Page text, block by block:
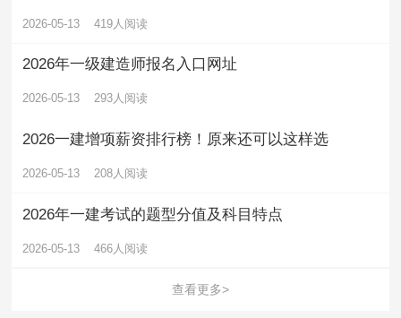
2026-05-13 419人阅读
2026年一级建造师报名入口网址
2026-05-13 293人阅读
2026一建增项薪资排行榜！原来还可以这样选
2026-05-13 208人阅读
2026年一建考试的题型分值及科目特点
2026-05-13 466人阅读
查看更多>